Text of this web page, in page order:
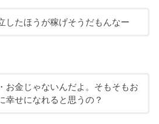
したほうが稼げそうだもんなー
お金じゃないんだよ。そもそもお
幸せになれると思うの？